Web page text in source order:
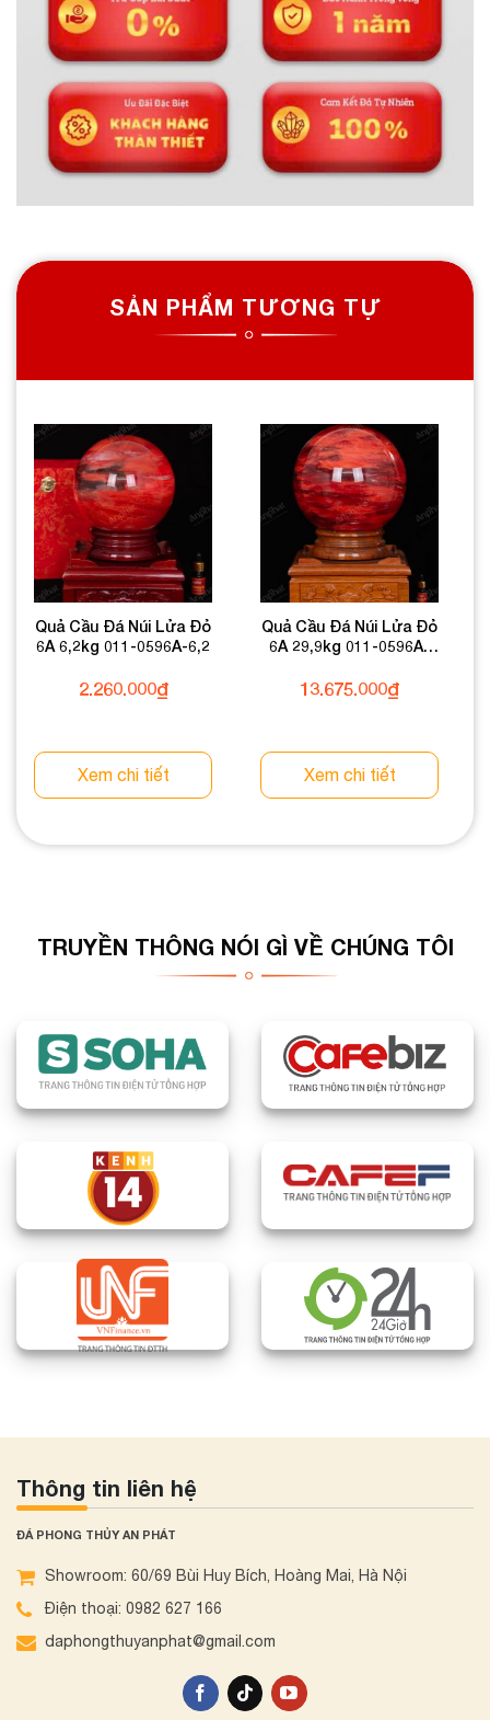
SẢN PHẨM TƯƠNG TỰ
Quả Cầu Đá Núi Lửa Đỏ
6A 6,2kg 011-0596A-6,2
2.260.000₫
Xem chi tiết
Quả Cầu Đá Núi Lửa Đỏ
6A 29,9kg 011-0596A-
13.675.000₫
Xem chi tiết
TRUYỀN THÔNG NÓI GÌ VỀ CHÚNG TÔI
Thông tin liên hệ
ĐÁ PHONG THỦY AN PHÁT
Showroom: 60/69 Bùi Huy Bích, Hoàng Mai, Hà Nội
Điện thoại: 0982 627 166
daphongthuyanphat@gmail.com